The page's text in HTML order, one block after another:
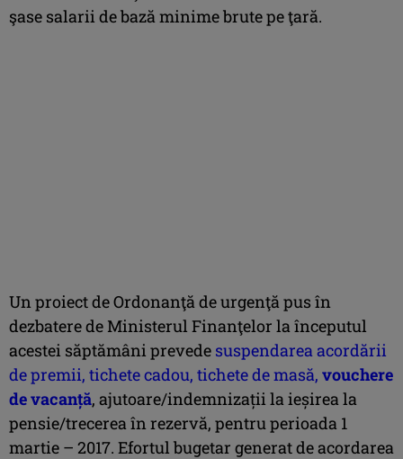
şase salarii de bază minime brute pe ţară.
Un proiect de Ordonanţă de urgenţă pus în
dezbatere de Ministerul Finanţelor la începutul
acestei săptămâni prevede suspendarea acordării
de premii, tichete cadou, tichete de masă, vouchere
de vacanță, ajutoare/indemnizații la ieșirea la
pensie/trecerea în rezervă, pentru perioada 1
martie – 2017. Efortul bugetar generat de acordarea